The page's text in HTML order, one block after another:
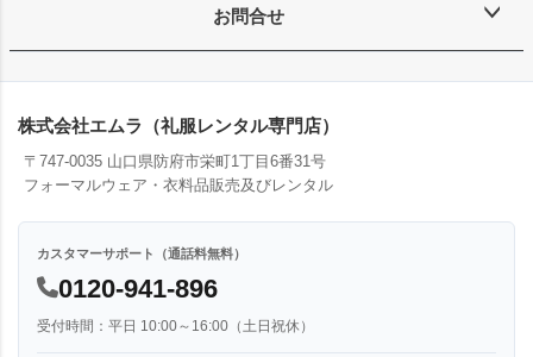
お問合せ
株式会社エムラ（礼服レンタル専門店）
〒747-0035 山口県防府市栄町1丁目6番31号
フォーマルウェア・衣料品販売及びレンタル
カスタマーサポート（通話料無料）
0120-941-896
受付時間：平日 10:00～16:00（土日祝休）